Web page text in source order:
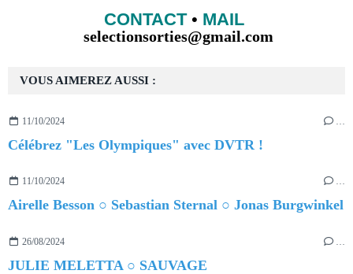
VOUS AIMEREZ AUSSI :
11/10/2024 …
Célébrez "Les Olympiques" avec DVTR !
11/10/2024 …
Airelle Besson ○ Sebastian Sternal ○ Jonas Burgwinkel
26/08/2024
JULIE MELETTA ○ SAUVAGE
CONTACT• MAIL
selectionsorties@gmail.com